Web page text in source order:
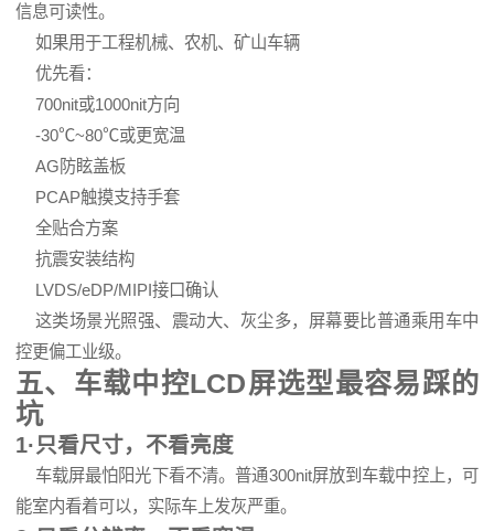
信息可读性。
如果用于工程机械、农机、矿山车辆
优先看：
700nit或1000nit方向
-30℃~80℃或更宽温
AG防眩盖板
PCAP触摸支持手套
全贴合方案
抗震安装结构
LVDS/eDP/MIPI接口确认
这类场景光照强、震动大、灰尘多，屏幕要比普通乘用车中
控更偏工业级。
五、车载中控LCD屏选型最容易踩的
坑
1·只看尺寸，不看亮度
车载屏最怕阳光下看不清。普通300nit屏放到车载中控上，可
能室内看着可以，实际车上发灰严重。